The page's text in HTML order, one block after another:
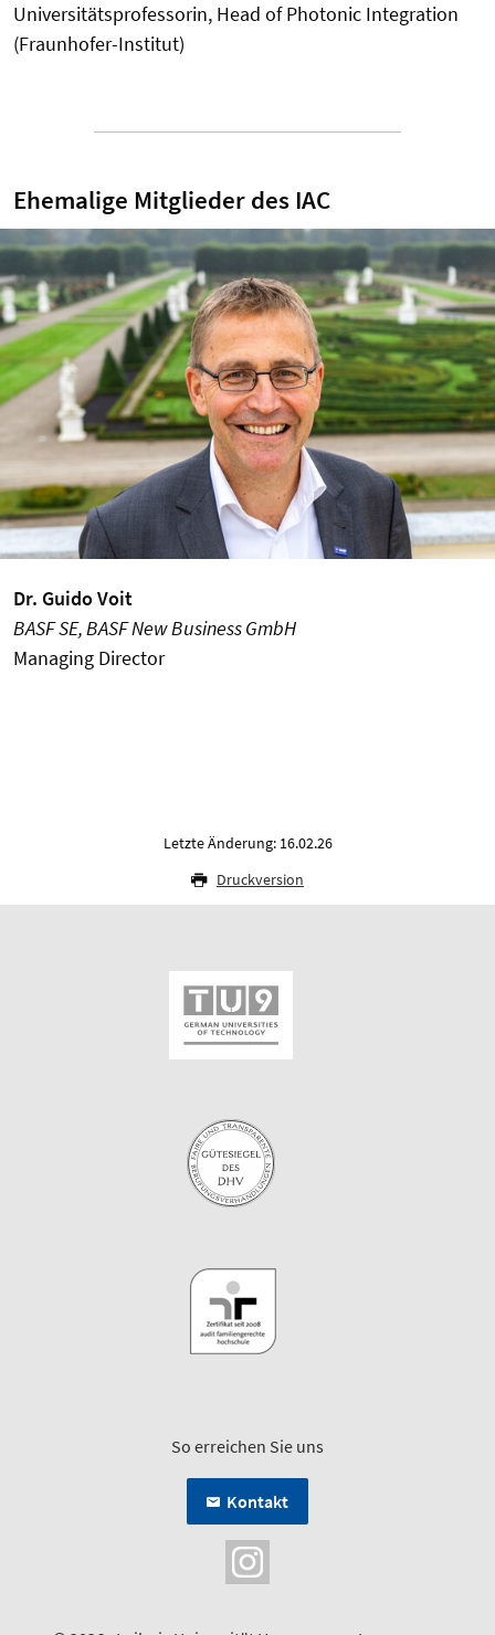
Universitätsprofessorin, Head of Photonic Integration
(Fraunhofer-Institut)
Ehemalige Mitglieder des IAC
Dr. Guido Voit
BASF SE, BASF New Business GmbH
Managing Director
Letzte Änderung: 16.02.26
Druckversion
So erreichen Sie uns
Kontakt